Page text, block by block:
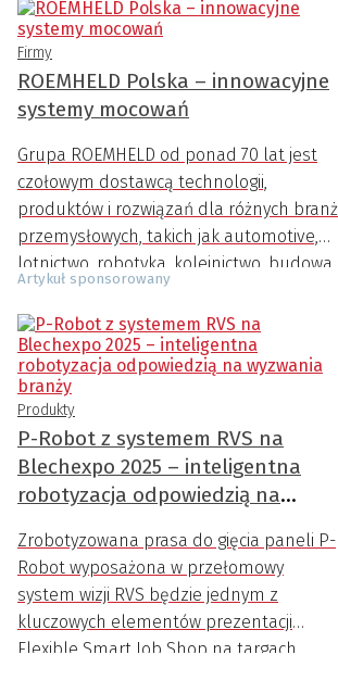
Firmy
ROEMHELD Polska – innowacyjne
systemy mocowań
Grupa ROEMHELD od ponad 70 lat jest
czołowym dostawcą technologii,
produktów i rozwiązań dla różnych branż
przemysłowych, takich jak automotive,
lotnictwo, robotyka, kolejnictwo, budowa
maszyn, przemysł AGD, zbrojeniowy,
medyczny i inne.
Artykuł sponsorowany
Produkty
P-Robot z systemem RVS na
Blechexpo 2025 – inteligentna
robotyzacja odpowiedzią na
Zrobotyzowana prasa do gięcia paneli P-
Robot wyposażona w przełomowy
system wizji RVS będzie jednym z
kluczowych elementów prezentacji
Flexible Smart Job Shop na targach